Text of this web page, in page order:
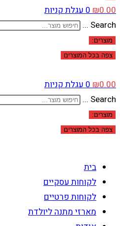
₪0.00
0עגלת קניות
Search ...
מוצרים:
צפה בכל המוצרים
₪0.00
0עגלת קניות
Search ...
מוצרים:
צפה בכל המוצרים
בית
לקוחות עסקיים
לקוחות פרטיים
מארזי מתנה ליולדת